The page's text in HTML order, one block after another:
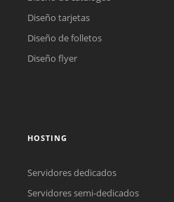
Diseño tarjetas
Diseño de folletos
Diseño flyer
HOSTING
Servidores dedicados
Servidores semi-dedicados